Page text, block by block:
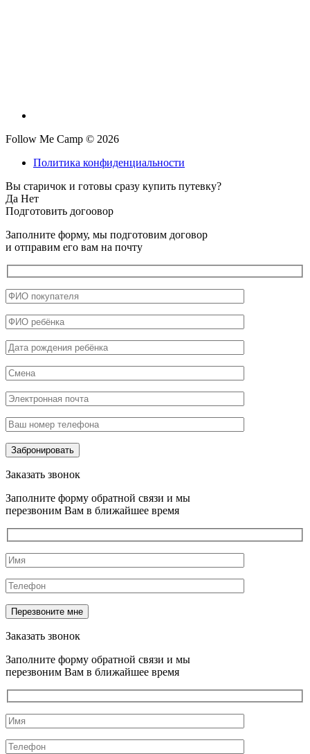
Follow Me Camp © 2026
Политика конфиденциальности
Вы старичок и готовы сразу купить путевку?
Да Нет
Подготовить догоовор
Заполните форму, мы подготовим договор
и отправим его вам на почту
Заказать звонок
Заполните форму обратной связи и мы
перезвоним Вам в ближайшее время
Заказать звонок
Заполните форму обратной связи и мы
перезвоним Вам в ближайшее время